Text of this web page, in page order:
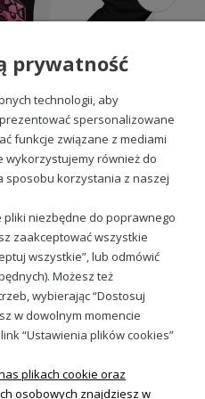
w parze z bluzą. Takie
i idealne do wspólnych
to nie tylko pomysł
dodać codzienności
która lubi wyróżniać się
dla niej z
niej z
o detale, bo wiemy, że
gdy zachwyca przez długi
wysokogatunkowych
trwałość i
w nowoczesnej
kolory i czytelność nawet
innebluzy damskie z
detal ma znaczenie: od
wykończony kaptur.
Bonnie 03 różowy styl gangsterski usta charakter street vibe Damska bluza z kapturem
social media
prywatność
technologii, aby
spersonalizowane
funkcje związane z mediami
wykorzystujemy również do
sposobu korzystania z naszej
pliki niezbędne do poprawnego
zaakceptować wszystkie
wszystkie”, lub odmówić
Możesz też
wybierając “Dostosuj
w dowolnym momencie
“Ustawienia plików cookies”
plikach cookie oraz
osobowych znajdziesz w